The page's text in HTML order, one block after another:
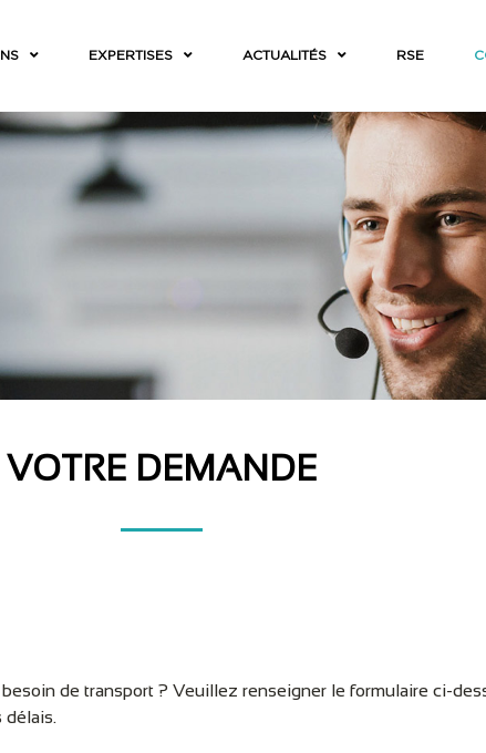
EXPERTISES ACTUALITÉS RSE
VOTRE DEMANDE
de transport ? Veuillez renseigner le formulaire ci-
délais.